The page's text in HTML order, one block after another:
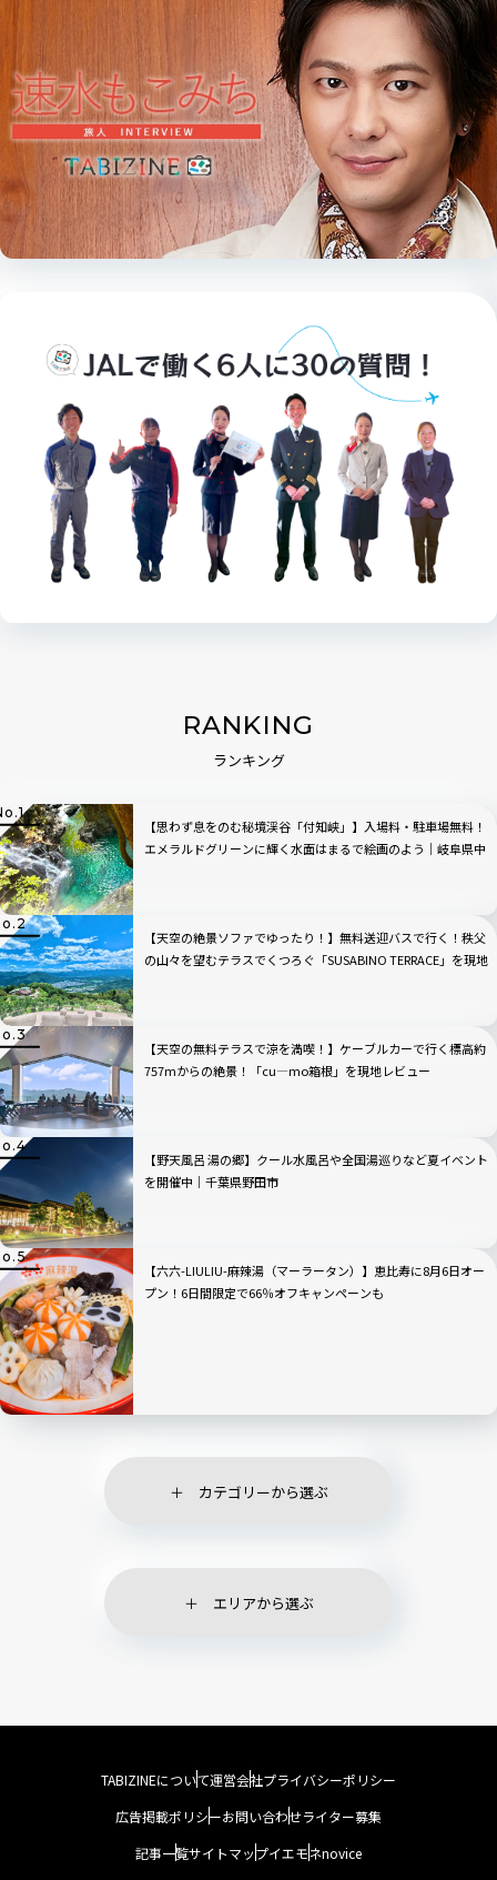
RANKING
ランキング
【思わず息をのむ秘境渓谷「付知峡」】入場料・駐車場無料！
エメラルドグリーンに輝く水面はまるで絵画のよう｜岐阜県中
【天空の絶景ソファでゆったり！】無料送迎バスで行く！秩父
の山々を望むテラスでくつろぐ「SUSABINO TERRACE」を現地
【天空の無料テラスで涼を満喫！】ケーブルカーで行く標高約
757mからの絶景！「cu―mo箱根」を現地レビュー
【野天風呂 湯の郷】クール水風呂や全国湯巡りなど夏イベント
を開催中｜千葉県野田市
【六六-LIULIU-麻辣湯（マーラータン）】恵比寿に8月6日オー
プン！6日間限定で66％オフキャンペーンも
カテゴリーから選ぶ
エリアから選ぶ
TABIZINEについて運営会社プライバシーポリシー
広告掲載ポリシーお問い合わせライター募集
記事一覧サイトマップイエモネnovice